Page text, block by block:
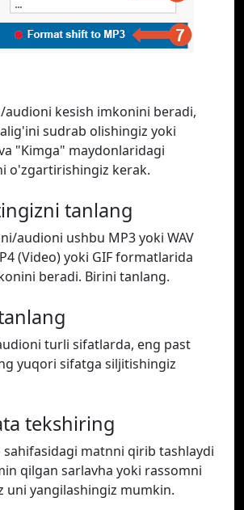
audioni kesish imkonini beradi,
sudrab olishingiz yoki
"Kimga" maydonlaridagi
o'zgartirishingiz kerak.
tanlang
audioni ushbu MP3 yoki WAV
(Video) yoki GIF formatlarida
beradi. Birini tanlang.
turli sifatlarda, eng past
yuqori sifatga siljitishingiz
tekshiring
sahifasidagi matnni qirib tashlaydi
qilgan sarlavha yoki rassomni
uni yangilashingiz mumkin.